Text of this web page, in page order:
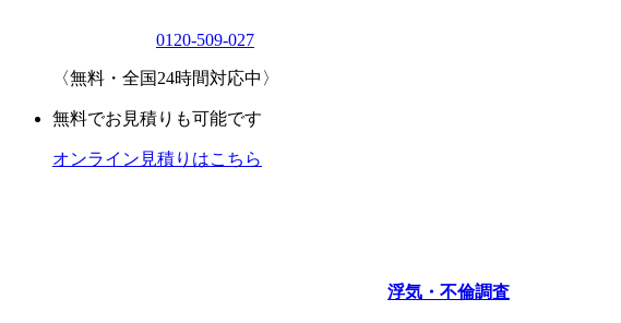
0120-509-027
〈無料・全国24時間対応中〉
無料でお見積りも可能です
オンライン見積りはこちら
浮気・不倫調査